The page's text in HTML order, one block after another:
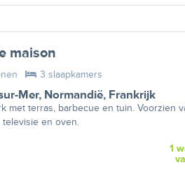
maison
3 slaapkamers
Mer, Normandië, Frankrijk
met terras, barbecue en tuin. Voorzien
televisie en oven.
1